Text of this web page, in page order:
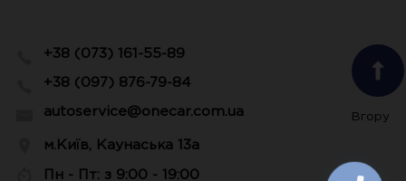
+38 (073) 161-55-89
+38 (097) 876-79-84
autoservice@onecar.com.ua
м.Київ, Каунаська 13а
Пн - Пт: з 9:00 - 19:00
Вгору